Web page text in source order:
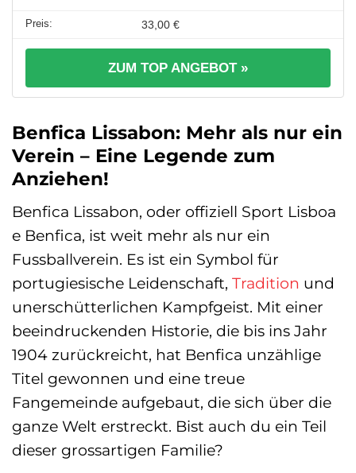
33,00 €
ZUM TOP ANGEBOT »
Benfica Lissabon: Mehr als nur ein
Verein – Eine Legende zum
Anziehen!
Benfica Lissabon, oder offiziell Sport Lisboa
e Benfica, ist weit mehr als nur ein
Fussballverein. Es ist ein Symbol für
portugiesische Leidenschaft, Tradition und
unerschütterlichen Kampfgeist. Mit einer
beeindruckenden Historie, die bis ins Jahr
1904 zurückreicht, hat Benfica unzählige
Titel gewonnen und eine treue
Fangemeinde aufgebaut, die sich über die
ganze Welt erstreckt. Bist auch du ein Teil
dieser grossartigen Familie?